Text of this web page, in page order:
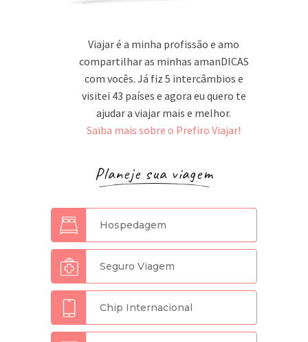
Viajar é a minha profissão e amo
compartilhar as minhas amanDICAS
com vocês. Já fiz 5 intercâmbios e
visitei 43 países e agora eu quero te
ajudar a viajar mais e melhor.
Saiba mais sobre o Prefiro Viajar!
Planeje sua viagem
Hospedagem
Seguro Viagem
Chip Internacional